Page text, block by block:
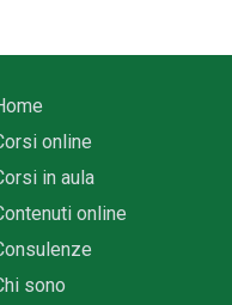
online
in aula
online
sono